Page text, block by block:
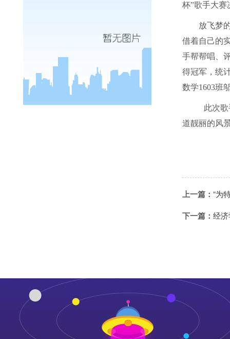
杯”歌手大赛
放飞梦
借着自己的
手帮帮唱、
得冠军，统
数学1603班
此次歌
道靓丽的风
上一篇： “为
下一篇： 经